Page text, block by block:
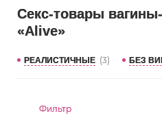
Секс-товары
«Alive»
РЕАЛИСТИЧНЫЕ (3) БЕЗ
Фильтр